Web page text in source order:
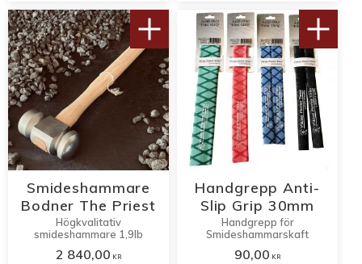
Smideshammare
Bodner The Priest
Högkvalitativ
smideshammare 1,9lb
2 840,00 KR
Handgrepp Anti-
Slip Grip 30mm
Handgrepp för
Smideshammarskaft
90,00 KR